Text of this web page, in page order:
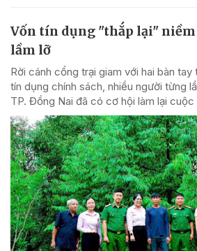
Vốn tín dụng "thắp lại"
lầm lỡ
Rời cánh cổng trại giam với hai bàn tay
tín dụng chính sách, nhiều người từng
TP. Đồng Nai đã có cơ hội làm lại cuộc